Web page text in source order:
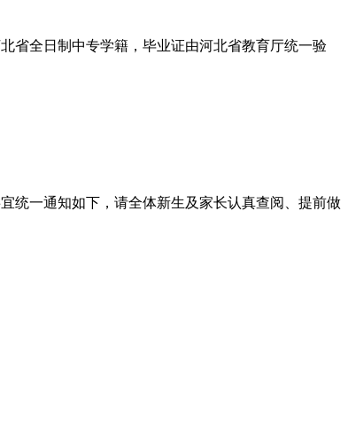
省全日制中专学籍，毕业证由河北省教育厅统一验
统一通知如下，请全体新生及家长认真查阅、提前做